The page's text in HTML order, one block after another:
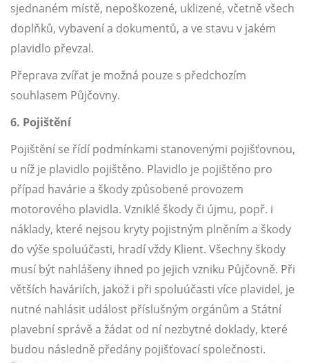
sjednaném místě, nepoškozené, uklizené, včetně všech
doplňků, vybavení a dokumentů, a ve stavu v jakém
plavidlo převzal.
Přeprava zvířat je možná pouze s předchozím
souhlasem Půjčovny.
6. Pojištění
Pojištění se řídí podmínkami stanovenými pojišťovnou,
u níž je plavidlo pojištěno. Plavidlo je pojištěno pro
případ havárie a škody způsobené provozem
motorového plavidla. Vzniklé škody či újmu, popř. i
náklady, které nejsou kryty pojistným plněním a škody
do výše spoluúčasti, hradí vždy Klient. Všechny škody
musí být nahlášeny ihned po jejich vzniku Půjčovně. Při
větších haváriích, jakož i při spoluúčasti více plavidel, je
nutné nahlásit událost příslušným orgánům a Státní
plavební správě a žádat od ní nezbytné doklady, které
budou následně předány pojišťovací společnosti.